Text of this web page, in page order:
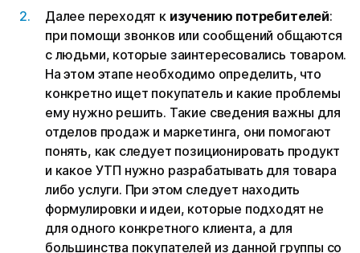
Далее переходят к изучению потребителей:
при помощи звонков или сообщений общаются
с людьми, которые заинтересовались товаром.
На этом этапе необходимо определить, что
конкретно ищет покупатель и какие проблемы
ему нужно решить. Такие сведения важны для
отделов продаж и маркетинга, они помогают
понять, как следует позиционировать продукт
и какое УТП нужно разрабатывать для товара
либо услуги. При этом следует находить
формулировки и идеи, которые подходят не
для одного конкретного клиента, а для
большинства покупателей из данной группы со